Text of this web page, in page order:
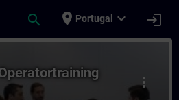
search place Portugal expand_more login
BATCH
more_vert